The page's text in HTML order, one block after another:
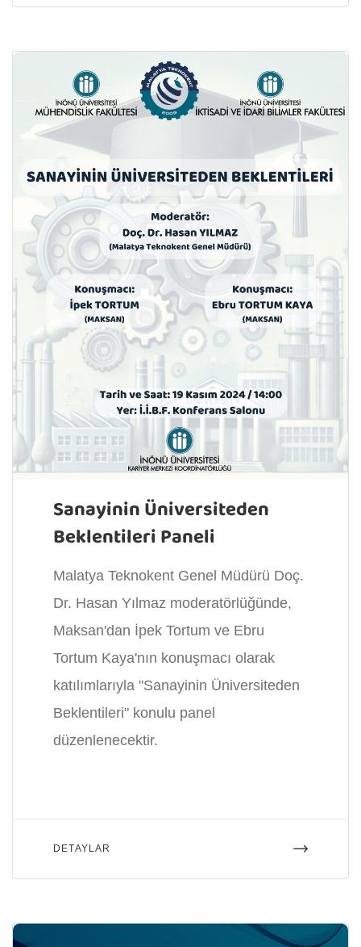
Sanayinin Üniversiteden
Beklentileri Paneli
Malatya Teknokent Genel Müdürü Doç.
Dr. Hasan Yılmaz moderatörlüğünde,
Maksan'dan İpek Tortum ve Ebru
Tortum Kaya'nın konuşmacı olarak
katılımlarıyla "Sanayinin Üniversiteden
Beklentileri" konulu panel
düzenlenecektir.
DETAYLAR